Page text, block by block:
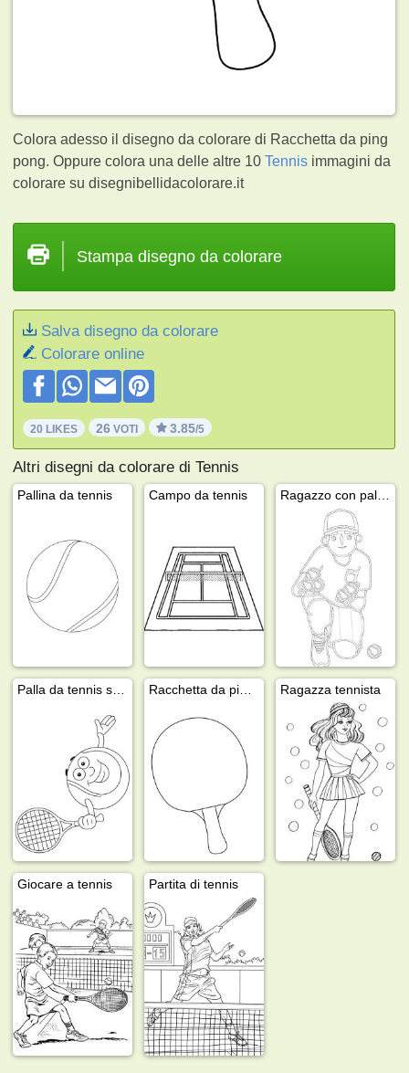
Colora adesso il disegno da colorare di Racchetta da ping
pong. Oppure colora una delle altre 10Tennis immagini da
colorare su disegnibellidacolorare.it
Stampa disegno da colorare
Salva disegno da colorare
Colorare online
20 LIKES 26 VOTI 3.85/5
Altri disegni da colorare di Tennis
Pallina da tennis Campo da tennis
Ragazza tennista
Giocare a tennis Partita di tennis